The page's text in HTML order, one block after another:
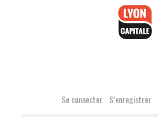
Se connecter S’enregistrer